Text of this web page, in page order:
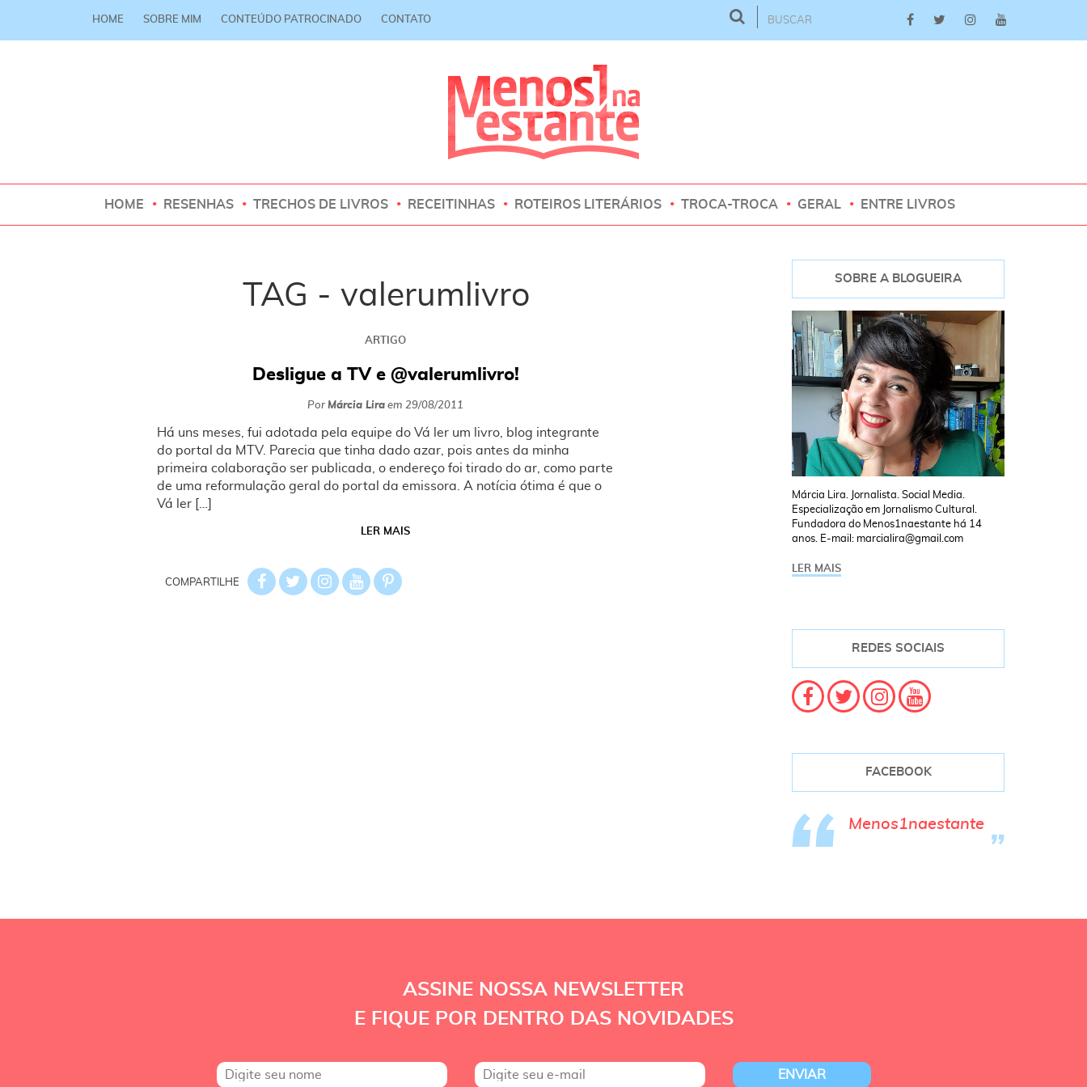
HOME SOBRE MIM CONTEÚDO PATROCINADO CONTATO
HOME RESENHAS TRECHOS DE LIVROS RECEITINHAS ROTEIROS LITERÁRIOS TROCA-TROCA GERAL ENTRE LIVROS
TAG - valerumlivro
ARTIGO
Desligue a TV e @valerumlivro!
PorMárcia Lira em29/08/2011
Há uns meses, fui adotada pela equipe do Vá ler um livro, blog integrante
do portal da MTV. Parecia que tinha dado azar, pois antes da minha
primeira colaboração ser publicada, o endereço foi tirado do ar, como parte
de uma reformulação geral do portal da emissora. A notícia ótima é que o
Vá ler […]
LER MAIS
COMPARTILHE
SOBRE A BLOGUEIRA
Márcia Lira. Jornalista. Social Media.
Especialização em Jornalismo Cultural.
Fundadora do Menos1naestante há 14
anos. E-mail: marcialira@gmail.com
LER MAIS
REDES SOCIAIS
FACEBOOK
Menos1naestante
ASSINE NOSSA NEWSLETTER
E FIQUE POR DENTRO DAS NOVIDADES